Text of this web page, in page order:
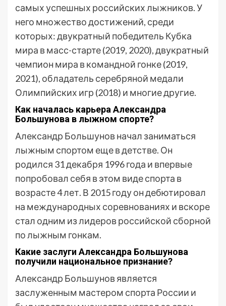
самых успешных российских лыжников. У
него множество достижений, среди
которых: двукратный победитель Кубка
мира в масс-старте (2019, 2020), двукратный
чемпион мира в командной гонке (2019,
2021), обладатель серебряной медали
Олимпийских игр (2018) и многие другие.
Как началась карьера Александра
Большунова в лыжном спорте?
Александр Большунов начал заниматься
лыжным спортом еще в детстве. Он
родился 31 декабря 1996 года и впервые
попробовал себя в этом виде спорта в
возрасте 4 лет. В 2015 году он дебютировал
на международных соревнованиях и вскоре
стал одним из лидеров российской сборной
по лыжным гонкам.
Какие заслуги Александра Большунова
получили национальное признание?
Александр Большунов является
заслуженным мастером спорта России и